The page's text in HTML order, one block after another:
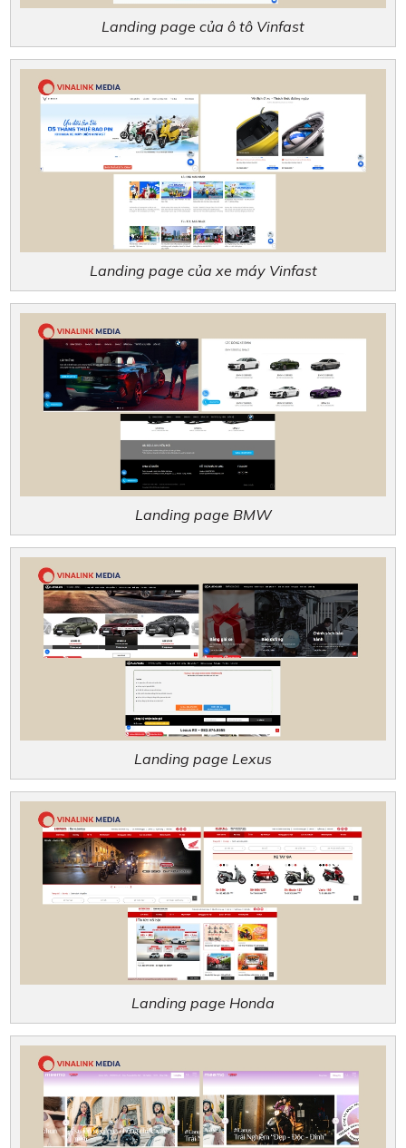
Landing page của ô tô Vinfast
Landing page của xe máy Vinfast
Landing page BMW
Landing page Lexus
Landing page Honda